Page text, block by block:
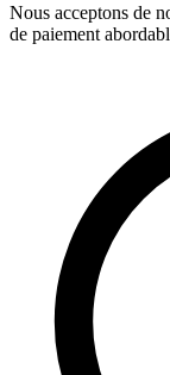
Nous acceptons de
de paiement